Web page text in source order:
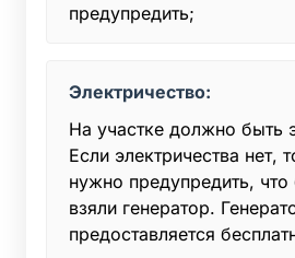
предупредить;
Электричество:
На участке должно быть
Если электричества нет,
нужно предупредить,
взяли генератор.
предоставляется